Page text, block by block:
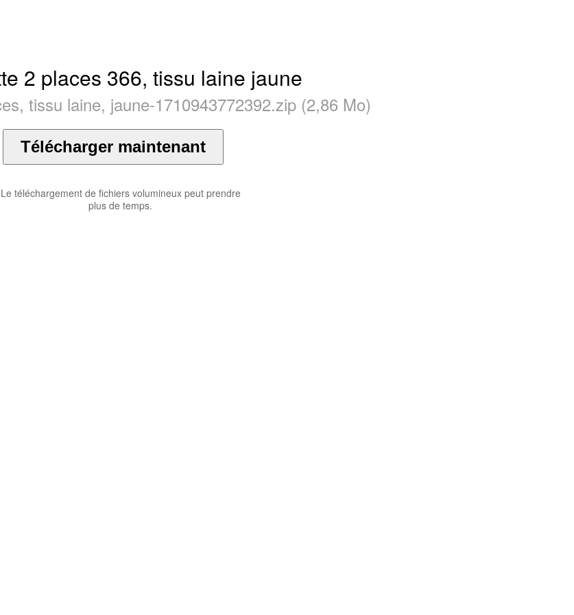
2 places 366, tissu laine jaune
tissu laine, jaune-1710943772392.zip (2,86 Mo)
Télécharger maintenant
Le téléchargement de fichiers volumineux peut prendre
plus de temps.